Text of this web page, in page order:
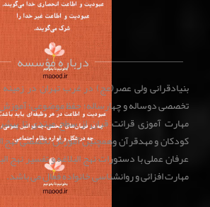
درباره مؤسسه
بنیادقرانی ولی عصر(عج) در غرب تهران در
تخصصی دوساله و چهارساله؛ حفظ موضوعی؛ آموزش
مهارت آموزی قرائت قران از سطح مبتدی تا
کودکان و مهدقرآن وهمچنین آموزش تخصصی نهج
عرفان عملی با دستورات نهج البلاغه و تفسیر نهج
مهارت افزائی و روانشناسی خانواده فعال می باشد.